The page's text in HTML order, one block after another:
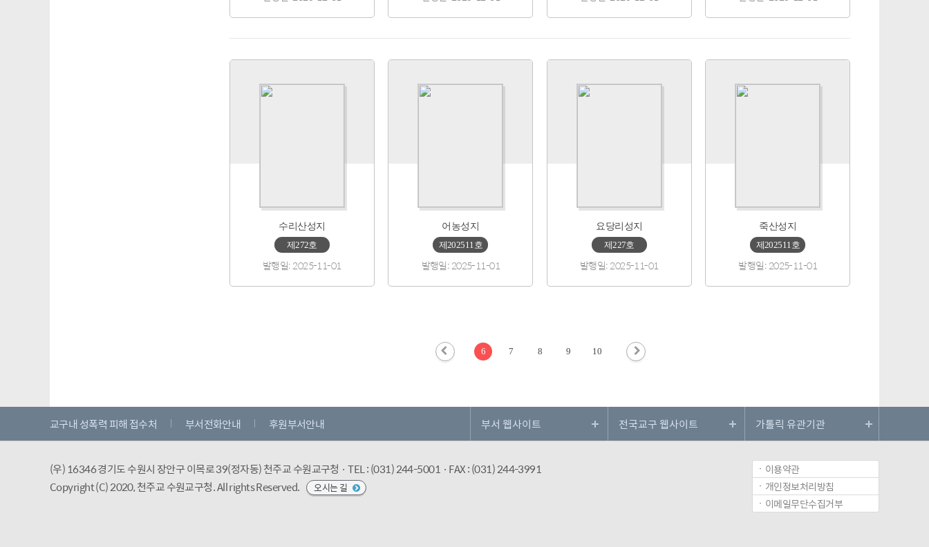
수리산성지
제272호
발행일: 2025-11-01
어농성지
제202511호
발행일: 2025-11-01
요당리성지
제227호
발행일: 2025-11-01
죽산성지
제202511호
발행일: 2025-11-01
6 7 8 9 10
교구내 성폭력 피해 접수처 부서전화안내 후원부서안내
(우) 16346 경기도 수원시 장안구 이목로 39(정자동) 천주교 수원교구청 · TEL : (031) 244-5001 · FAX : (031) 244-3991
Copyright (C) 2020, 천주교 수원교구청.All rights Reserved. 오시는 길
이용약관
개인정보처리방침
이메일무단수집거부